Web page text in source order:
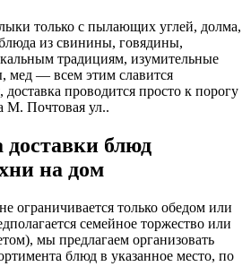
только с пылающих углей, долма,
из свинины, говядины,
традициям, изумительные
мед — всем этим славится
доставка проводится просто к порогу
М. Почтовая ул..
блюд
на дом
ограничивается только обедом или
семейное торжество или
мы предлагаем организовать
блюд в указанное место, по